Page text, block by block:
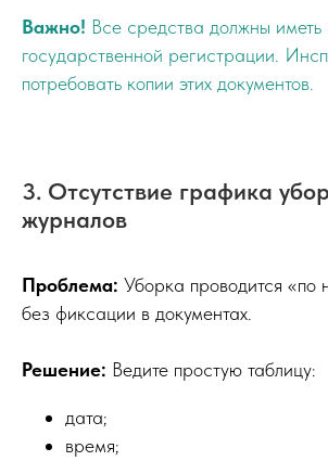
Важно! Все средства должны иметь
государственной регистрации.
потребовать копии этих документов.
3. Отсутствие графика
журналов
Проблема: Уборка проводится «по
без фиксации в документах.
Решение: Ведите простую таблицу:
дата;
время;